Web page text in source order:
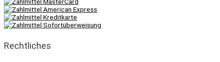
Rechtliches